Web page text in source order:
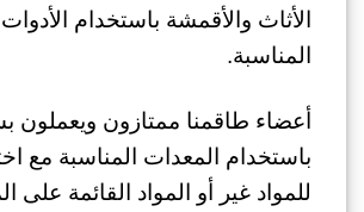
الأثاث والأقمشة باستخدام
المناسبة.
أعضاء طاقمنا ممتازون ويعملون
باستخدام المعدات المناسبة مع
للمواد غير أو المواد القائمة على